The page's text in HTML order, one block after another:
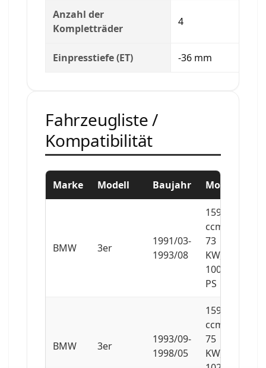
Anzahl der
Kompletträder
4
Einpresstiefe (ET) -36 mm
Fahrzeugliste /
Kompatibilität
Marke Modell Baujahr Motor
BMW 3er
1991/03-
1993/08
1596
ccm,
73
KW,
100
PS
BMW 3er
1993/09-
1998/05
1596
ccm,
75
KW,